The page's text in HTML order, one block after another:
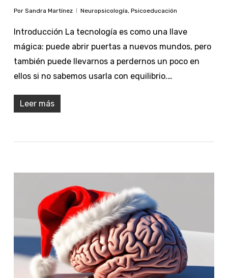
Por Sandra Martínez Neuropsicología, Psicoeducación
Introducción La tecnología es como una llave
mágica: puede abrir puertas a nuevos mundos, pero
también puede llevarnos a perdernos un poco en
ellos si no sabemos usarla con equilibrio.…
Leer más